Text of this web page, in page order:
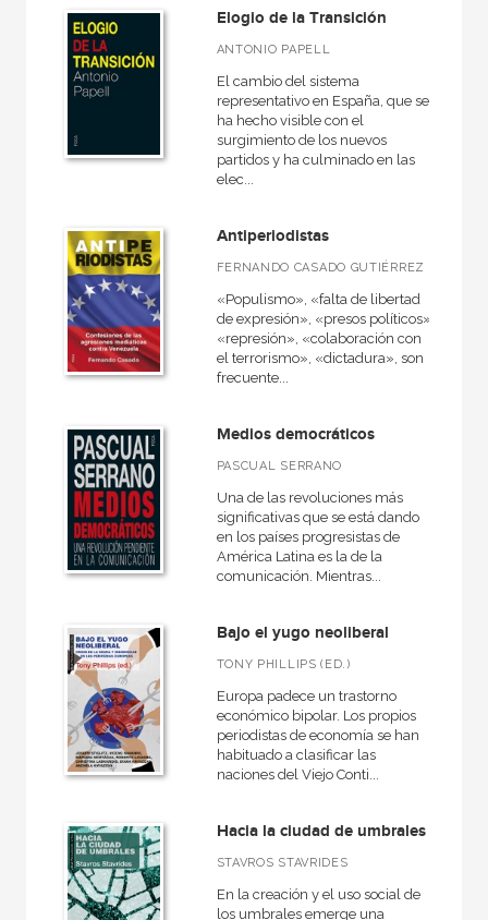
Anverso
Arealonga - Letras galegas
Arte contemporáneo
VER TODAS... (45)
NUESTROS FORMATOS
Ebook
Ebook
Papel
Rústica
CATÁLOGOS PDF
Catálogos PDF
Elogio de la Transición
ANTONIO PAPELL
El cambio del sistema
representativo en España, que se
ha hecho visible con el
surgimiento de los nuevos
partidos y ha culminado en las
elec...
Antiperiodistas
FERNANDO CASADO GUTIÉRREZ
«Populismo», «falta de libertad
de expresión», «presos políticos»,
«represión», «colaboración con
el terrorismo», «dictadura», son
frecuente...
Medios democráticos
PASCUAL SERRANO
Una de las revoluciones más
significativas que se está dando
en los países progresistas de
América Latina es la de la
comunicación. Mientras...
Bajo el yugo neoliberal
TONY PHILLIPS (ED.)
Europa padece un trastorno
económico bipolar. Los propios
periodistas de economía se han
habituado a clasificar las
naciones del Viejo Conti...
Hacia la ciudad de umbrales
STAVROS STAVRIDES
En la creación y el uso social de
los umbrales emerge una